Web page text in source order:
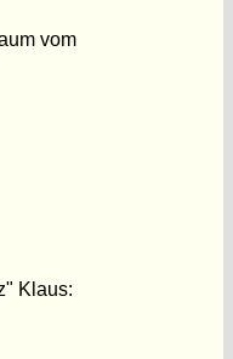
vom
Klaus: